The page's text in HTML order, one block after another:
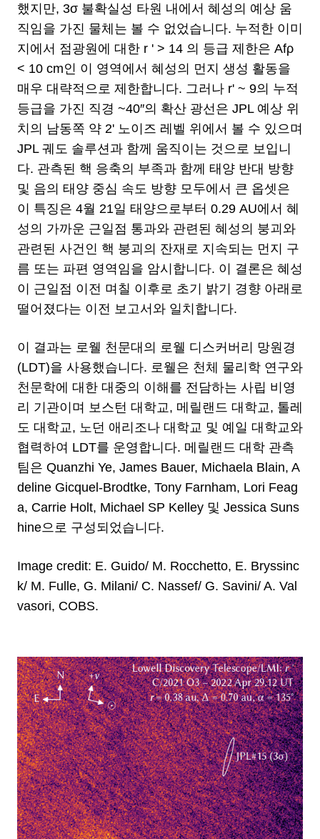
했지만, 3σ 불확실성 타원 내에서 혜성의 예상 움
직임을 가진 물체는 볼 수 없었습니다. 누적한 이미
지에서 점광원에 대한 r ' > 14 의 등급 제한은 Afρ
< 10 cm인 이 영역에서 혜성의 먼지 생성 활동을
매우 대략적으로 제한합니다. 그러나 r' ~ 9의 누적
등급을 가진 직경 ~40″의 확산 광선은 JPL 예상 위
치의 남동쪽 약 2' 노이즈 레벨 위에서 볼 수 있으며
JPL 궤도 솔루션과 함께 움직이는 것으로 보입니
다. 관측된 핵 응축의 부족과 함께 태양 반대 방향
및 음의 태양 중심 속도 방향 모두에서 큰 옵셋은
이 특징은 4월 21일 태양으로부터 0.29 AU에서 혜
성의 가까운 근일점 통과와 관련된 혜성의 붕괴와
관련된 사건인 핵 붕괴의 잔재로 지속되는 먼지 구
름 또는 파편 영역임을 암시합니다. 이 결론은 혜성
이 근일점 이전 며칠 이후로 초기 밝기 경향 아래로
떨어졌다는 이전 보고서와 일치합니다.
이 결과는 로웰 천문대의 로웰 디스커버리 망원경
(LDT)을 사용했습니다. 로웰은 천체 물리학 연구와
천문학에 대한 대중의 이해를 전담하는 사립 비영
리 기관이며 보스턴 대학교, 메릴랜드 대학교, 톨레
도 대학교, 노던 애리조나 대학교 및 예일 대학교와
협력하여 LDT를 운영합니다. 메릴랜드 대학 관측
팀은 Quanzhi Ye, James Bauer, Michaela Blain, A
deline Gicquel-Brodtke, Tony Farnham, Lori Feag
a, Carrie Holt, Michael SP Kelley 및 Jessica Suns
hine으로 구성되었습니다.
Image credit: E. Guido/ M. Rocchetto, E. Bryssinc
k/ M. Fulle, G. Milani/ C. Nassef/ G. Savini/ A. Val
vasori, COBS.